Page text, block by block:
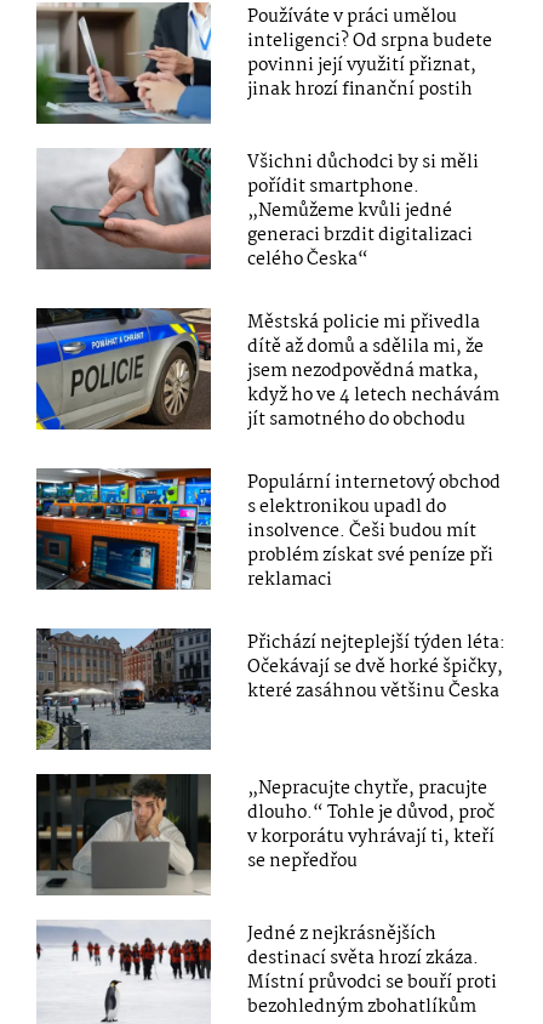
Používáte v práci umělou
inteligenci? Od srpna budete
povinni její využití přiznat,
jinak hrozí finanční postih
Všichni důchodci by si měli
pořídit smartphone.
„Nemůžeme kvůli jedné
generaci brzdit digitalizaci
celého Česka“
Městská policie mi přivedla
dítě až domů a sdělila mi, že
jsem nezodpovědná matka,
když ho ve 4 letech nechávám
jít samotného do obchodu
Populární internetový obchod
s elektronikou upadl do
insolvence. Češi budou mít
problém získat své peníze při
reklamaci
Přichází nejteplejší týden léta:
Očekávají se dvě horké špičky,
které zasáhnou většinu Česka
„Nepracujte chytře, pracujte
dlouho.“ Tohle je důvod, proč
v korporátu vyhrávají ti, kteří
se nepředřou
Jedné z nejkrásnějších
destinací světa hrozí zkáza.
Místní průvodci se bouří proti
bezohledným zbohatlíkům